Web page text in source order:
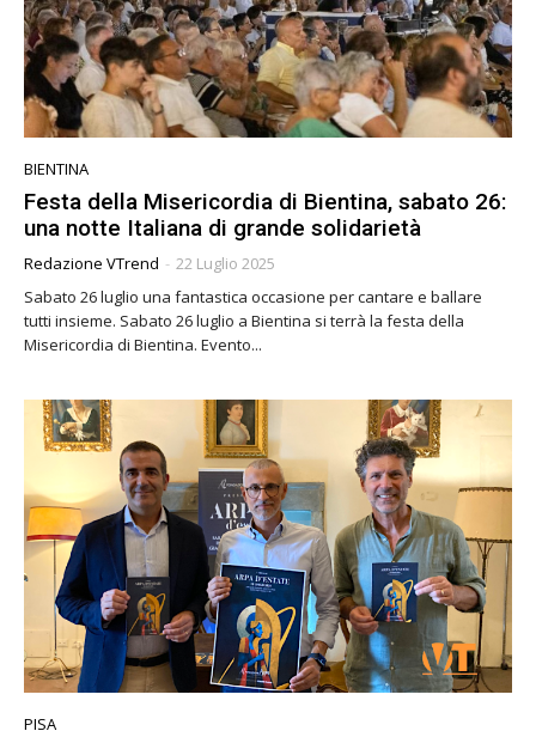
BIENTINA
Festa della Misericordia di Bientina, sabato 26:
una notte Italiana di grande solidarietà
Redazione VTrend - 22 Luglio 2025
Sabato 26 luglio una fantastica occasione per cantare e ballare
tutti insieme. Sabato 26 luglio a Bientina si terrà la festa della
Misericordia di Bientina. Evento...
PISA